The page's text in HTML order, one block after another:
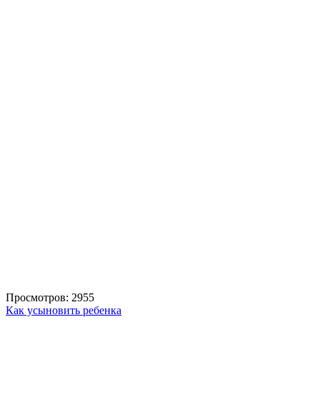
Просмотров: 2955
Как усыновить ребенка